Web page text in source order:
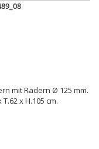
mit Rädern Ø 125 mm.
x H.105 cm.